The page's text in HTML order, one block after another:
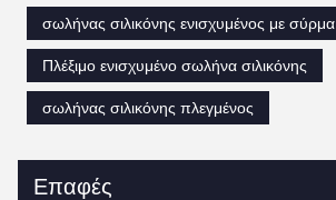
σωλήνας σιλικόνης ενισχυμένος με σύρμα
Πλέξιμο ενισχυμένο σωλήνα σιλικόνης
σωλήνας σιλικόνης πλεγμένος
Επαφές